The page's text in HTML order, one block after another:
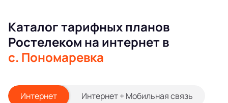
Каталог тарифных планов
Ростелеком на интернет в
с. Пономаревка
Интернет Интернет + Мобильная связь